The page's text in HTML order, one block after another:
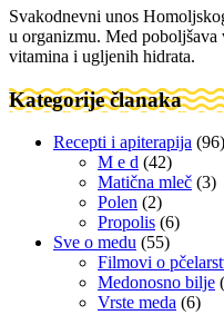
Svakodnevni unos
u organizmu. Med
vitamina i ugljenih hidrata.
Kategorije članaka
Recepti i apiterapija (96)
M e d (42)
Matična mleč (3)
Polen (2)
Propolis (6)
Sve o medu (55)
Filmovi o
Medonosno bilje
Vrste meda (6)